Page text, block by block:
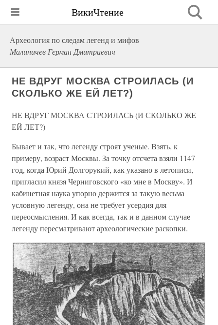
ВикиЧтение
Археология по следам легенд и мифов
Малиничев Герман Дмитриевич
НЕ ВДРУГ МОСКВА СТРОИЛАСЬ (И
СКОЛЬКО ЖЕ ЕЙ ЛЕТ?)
НЕ ВДРУГ МОСКВА СТРОИЛАСЬ (И СКОЛЬКО ЖЕ
ЕЙ ЛЕТ?)
Бывает и так, что легенду строят ученые. Взять, к
примеру, возраст Москвы. За точку отсчета взяли 1147
год, когда Юрий Долгорукий, как указано в летописи,
пригласил князя Черниговского «ко мне в Москву». И
кабинетная наука упорно держится за такую весьма
условную легенду, она не требует усердия для
переосмысления. И как всегда, так и в данном случае
легенду пересматривают археологические раскопки.